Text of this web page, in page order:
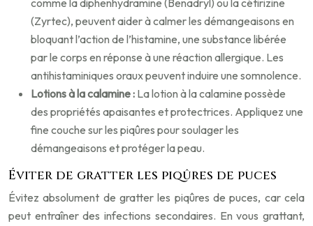
comme la diphenhydramine (Benadryl) ou la cétirizine
(Zyrtec), peuvent aider à calmer les démangeaisons en
bloquant l’action de l’histamine, une substance libérée
par le corps en réponse à une réaction allergique. Les
antihistaminiques oraux peuvent induire une somnolence.
Lotions à la calamine : La lotion à la calamine possède
des propriétés apaisantes et protectrices. Appliquez une
fine couche sur les piqûres pour soulager les
démangeaisons et protéger la peau.
Éviter de gratter les piqûres de puces
Évitez absolument de gratter les piqûres de puces, car cela
peut entraîner des infections secondaires. En vous grattant,